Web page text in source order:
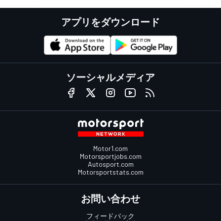
アプリをダウンロード
ソーシャルメディア
Motor1.com
Motorsportjobs.com
Autosport.com
Motorsportstats.com
お問い合わせ
フィードバック